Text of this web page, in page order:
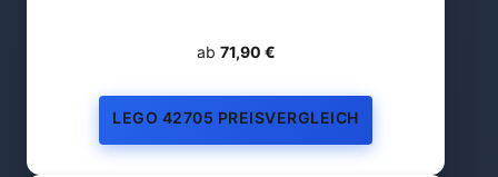
ab 71,90 €
LEGO 42705 PREISVERGLEICH